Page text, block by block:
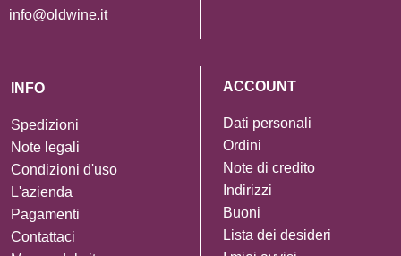
info@oldwine.it
INFO
Spedizioni
Note legali
Condizioni d'uso
L'azienda
Pagamenti
Contattaci
ACCOUNT
Dati personali
Ordini
Note di credito
Indirizzi
Buoni
Lista dei desideri